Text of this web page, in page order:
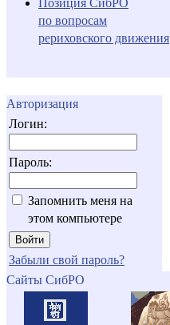
Позиция СибРО
по вопросам
рериховского движения
Авторизация
Логин:
Пароль:
Запомнить меня на
этом компьютере
Забыли свой пароль?
Сайты СибРО